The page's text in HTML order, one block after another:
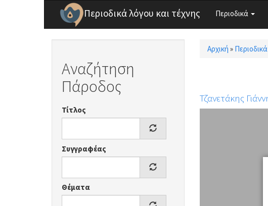
Παράκαμψη προς το κυρίως περιεχόμενο
Περιοδικά λόγου και τέχνης Περιοδικά
Αναζήτηση
Πάροδος
Τίτλος
Συγγραφέας
Θέματα
Είστε εδώ
Αρχική » Περιοδικά
Τζανετάκης